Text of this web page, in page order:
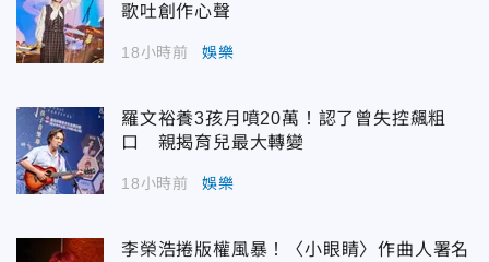
歌吐創作心聲
18小時前 娛樂
羅文裕養3孩月噴20萬！認了曾失控飆粗
口 親揭育兒最大轉變
18小時前 娛樂
李榮浩捲版權風暴！〈小眼睛〉作曲人署名